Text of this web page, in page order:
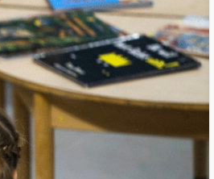
Klein
Standaard
Groot
Kopieer link